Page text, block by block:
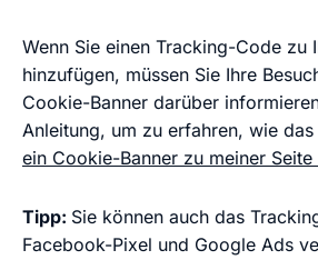
Wenn Sie einen Tracking-Code zu
hinzufügen, müssen Sie Ihre
Cookie-Banner darüber
Anleitung, um zu erfahren, wie das
ein Cookie-Banner zu meiner Seite
Tipp: Sie können auch das
Facebook-Pixel und Google Ads